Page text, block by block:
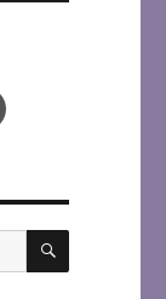
SUCHEN